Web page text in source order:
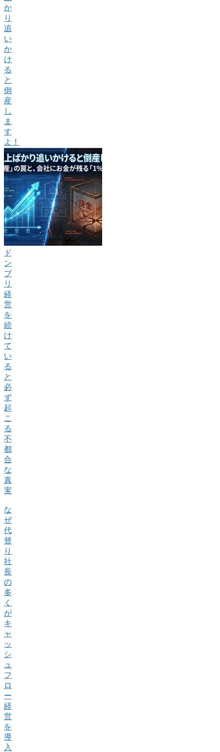
か
り
追
い
か
け
る
と
倒
産
し
ま
す
よ！
ド
ン
ブ
リ
経
営
を
続
け
て
い
る
と
必
ず
起
こ
る
不
都
合
な
真
実
な
ぜ
代
替
り
社
長
の
多
く
が
キ
ャ
ッ
シ
ュ
フ
ロ
ー
経
営
を
導
入